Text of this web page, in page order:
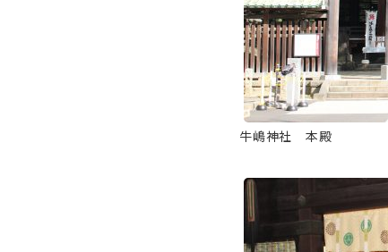
牛嶋神社 本殿